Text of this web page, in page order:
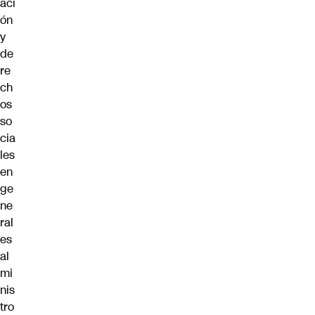
ón
y
de
re
ch
os
so
cia
les
en
ge
ne
ral
es
al
mi
nis
tro